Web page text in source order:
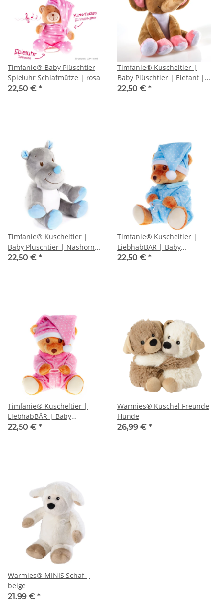
Timfanie® Baby Plüschtier
Spieluhr Schlafmütze | rosa
22,50 € *
Timfanie® Kuscheltier |
Baby Plüschtier | Elefant |
rosa
22,50 € *
Timfanie® Kuscheltier |
Baby Plüschtier | Nashorn |
blau
22,50 € *
Timfanie® Kuscheltier |
LiebhabBÄR | Baby
Plüschtier 3 in 1 | blau
22,50 € *
Timfanie® Kuscheltier |
LiebhabBÄR | Baby
Plüschtier 3 in 1 | rosa
22,50 € *
Warmies® Kuschel Freunde
Hunde
26,99 € *
Warmies® MINIS Schaf |
beige
21,99 € *